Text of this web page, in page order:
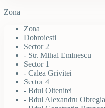
Zona
Zona
Dobroiesti
Sector 2
- Str. Mihai Eminescu
Sector 1
- Calea Grivitei
Sector 4
- Bdul Oltenitei
- Bdul Alexandru Obregia